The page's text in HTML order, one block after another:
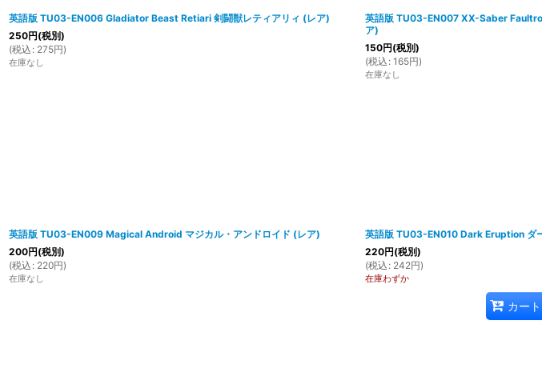
英語版 TU03-EN006 Gladiator Beast Retiari 剣闘獣レティアリィ (レア)
250円(税別)
(税込 : 275円)
在庫なし
英語版 TU03-EN007 XX-Saber
ア)
150円(税別)
(税込 : 165円)
在庫なし
英語版 TU03-EN009 Magical Android マジカル・アンドロイド (レア)
200円(税別)
(税込 : 220円)
在庫なし
英語版 TU03-EN010 Dark Eruption ダ
220円(税別)
(税込 : 242円)
在庫わずか
カー